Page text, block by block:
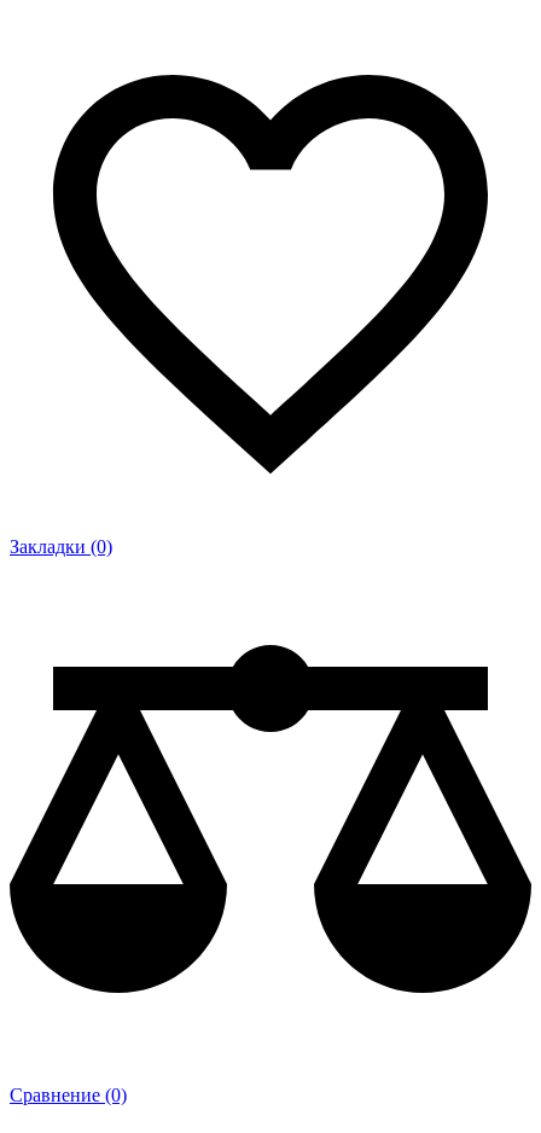
Закладки (0)
Сравнение (0)